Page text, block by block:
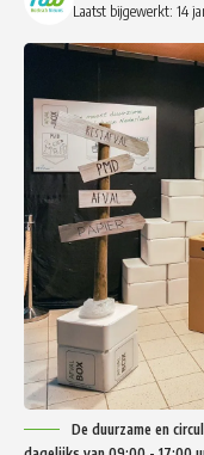
Laatst bijgewerkt: 14
De duurzame en